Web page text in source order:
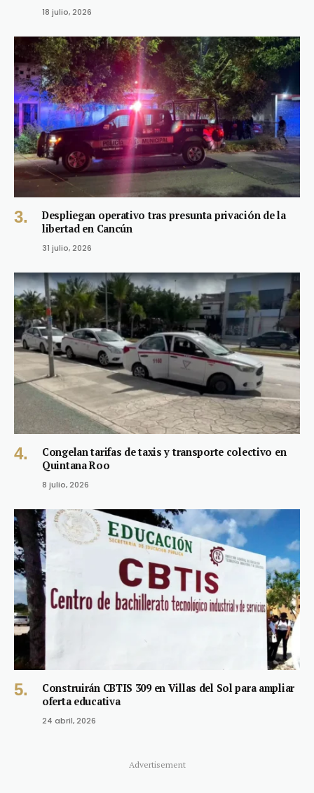
18 julio, 2026
Despliegan operativo tras presunta privación de la
libertad en Cancún
31 julio, 2026
Congelan tarifas de taxis y transporte colectivo en
Quintana Roo
8 julio, 2026
Construirán CBTIS 309 en Villas del Sol para ampliar
oferta educativa
24 abril, 2026
Advertisement